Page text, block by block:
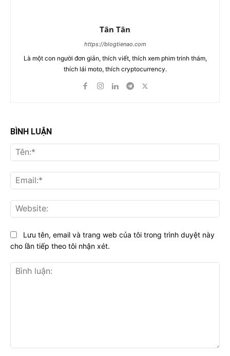
Tân Tân
https://blogtienao.com
Là một con người đơn giản, thích viết, thích xem phim trinh thám,
thích lái moto, thích cryptocurrency.
BÌNH LUẬN
Lưu tên, email và trang web của tôi trong trình duyệt này
cho lần tiếp theo tôi nhận xét.